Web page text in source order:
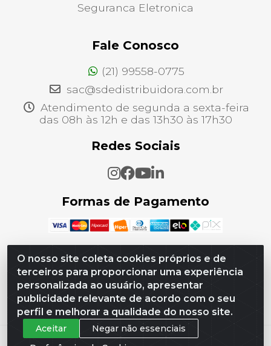
O nosso site coleta cookies próprios e de
terceiros para proporcionar uma experiência
personalizada ao usuário, apresentar
publicidade relevante de acordo com o seu
perfil e melhorar a qualidade do nosso site.
Aceitar
Negar não essenciais
Seguranca Eletronica
Fale Conosco
(21) 99558-0775
sac@sdedistribuidora.com.br
Atendimento de segunda a sexta-feira
das 08h às 12h e das 13h30 às 17h30
Redes Sociais
Formas de Pagamento
SDE Distribuidora - CNPJ 21.256.822/0001-08 -
Estrada Do Tingui, 00740 - Campo Grande, Rio de
Janeiro/RJ - CEP 23075-007